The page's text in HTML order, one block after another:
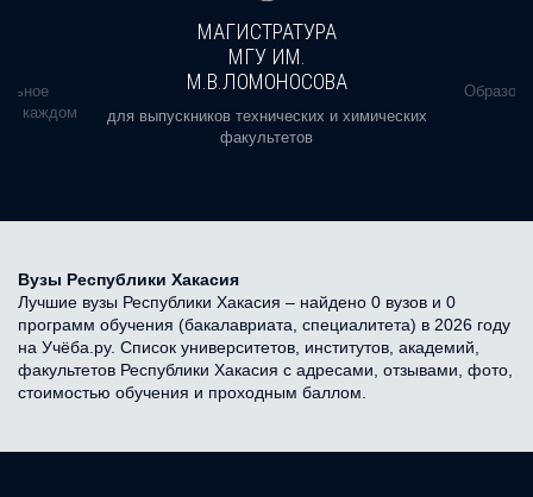
в каждом
МАГИСТРАТУРА
МГУ ИМ.
М.В.ЛОМОНОСОВА
для выпускников технических и химических
факультетов
Вузы Республики Хакасия
Лучшие вузы Республики Хакасия – найдено 0 вузов и 0
программ обучения (бакалавриата, специалитета) в 2026 году
на Учёба.ру. Список университетов, институтов, академий,
факультетов Республики Хакасия с адресами, отзывами, фото,
стоимостью обучения и проходным баллом.